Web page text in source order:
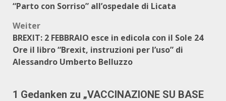
“Parto con Sorriso” all’ospedale di Licata
Weiter
BREXIT: 2 FEBBRAIO esce in edicola con il Sole 24
Ore il libro “Brexit, instruzioni per l’uso” di
Alessandro Umberto Belluzzo
1 Gedanken zu „VACCINAZIONE SU BASE